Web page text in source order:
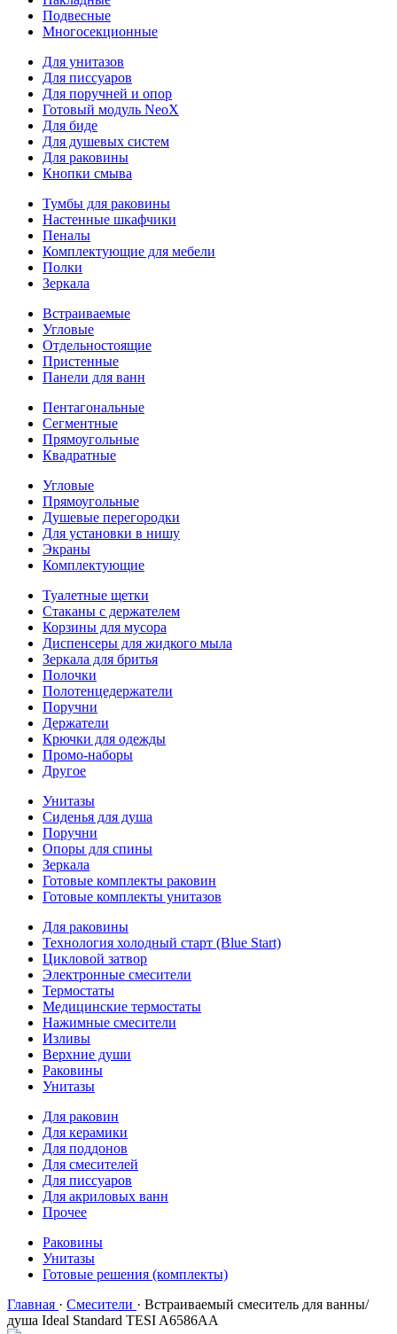
Подвесные
Многосекционные
Для унитазов
Для писсуаров
Для поручней и опор
Готовый модуль NeoX
Для биде
Для душевых систем
Для раковины
Кнопки смыва
Тумбы для раковины
Настенные шкафчики
Пеналы
Комплектующие для мебели
Полки
Зеркала
Встраиваемые
Угловые
Отдельностоящие
Пристенные
Панели для ванн
Пентагональные
Сегментные
Прямоугольные
Квадратные
Угловые
Прямоугольные
Душевые перегородки
Для установки в нишу
Экраны
Комплектующие
Туалетные щетки
Стаканы с держателем
Корзины для мусора
Диспенсеры для жидкого мыла
Зеркала для бритья
Полочки
Полотенцедержатели
Поручни
Держатели
Крючки для одежды
Промо-наборы
Другое
Унитазы
Сиденья для душа
Поручни
Опоры для спины
Зеркала
Готовые комплекты раковин
Готовые комплекты унитазов
Для раковины
Технология холодный старт (Blue Start)
Цикловой затвор
Электронные смесители
Термостаты
Медицинские термостаты
Нажимные смесители
Изливы
Верхние души
Раковины
Унитазы
Для раковин
Для керамики
Для поддонов
Для смесителей
Для писсуаров
Для акриловых ванн
Прочее
Раковины
Унитазы
Готовые решения (комплекты)
Главная · Смесители · Встраиваемый смеситель для ванны/
душа Ideal Standard TESI A6586AA